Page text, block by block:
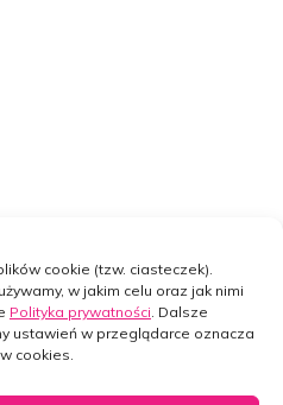
cookie (tzw. ciasteczek).
w jakim celu oraz jak nimi
Polityka prywatności. Dalsze
ustawień w przeglądarce oznacza
cookies.